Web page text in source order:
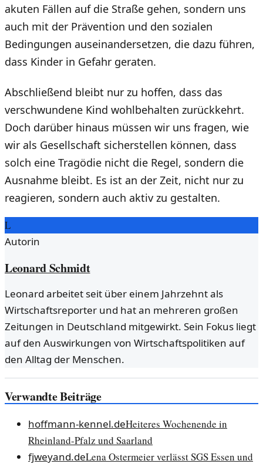
akuten Fällen auf die Straße gehen, sondern uns
auch mit der Prävention und den sozialen
Bedingungen auseinandersetzen, die dazu führen,
dass Kinder in Gefahr geraten.
Abschließend bleibt nur zu hoffen, dass das
verschwundene Kind wohlbehalten zurückkehrt.
Doch darüber hinaus müssen wir uns fragen, wie
wir als Gesellschaft sicherstellen können, dass
solch eine Tragödie nicht die Regel, sondern die
Ausnahme bleibt. Es ist an der Zeit, nicht nur zu
reagieren, sondern auch aktiv zu gestalten.
L
Autorin
Leonard Schmidt
Leonard arbeitet seit über einem Jahrzehnt als
Wirtschaftsreporter und hat an mehreren großen
Zeitungen in Deutschland mitgewirkt. Sein Fokus liegt
auf den Auswirkungen von Wirtschaftspolitiken auf
den Alltag der Menschen.
Verwandte Beiträge
hoffmann-kennel.deHeiteres Wochenende in
Rheinland-Pfalz und Saarland
fjweyand.deLena Ostermeier verlässt SGS Essen und